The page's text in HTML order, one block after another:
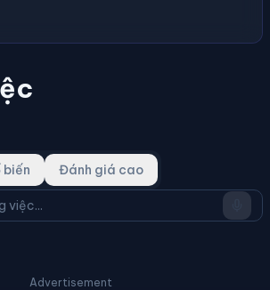
biến Đánh giá cao
Advertisement